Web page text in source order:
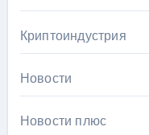
Криптоиндустрия
Новости
Новости плюс